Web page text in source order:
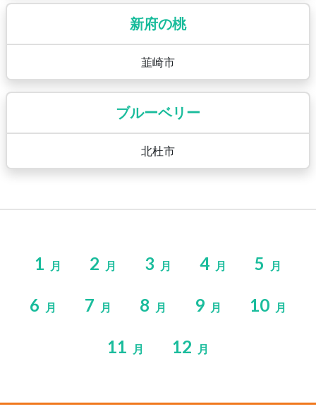
新府の桃
韮崎市
ブルーベリー
北杜市
1 月 2 月 3 月 4 月 5 月
6 月 7 月 8 月 9 月 10 月
11 月 12 月